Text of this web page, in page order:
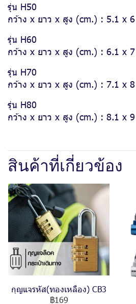
รุ่น H50
กว้าง x ยาว x สูง (cm.) : 5.1 x
รุ่น H60
กว้าง x ยาว x สูง (cm.) : 6.1 x
รุ่น H70
กว้าง x ยาว x สูง (cm.) : 7.1 x
รุ่น H80
กว้าง x ยาว x สูง (cm.) : 8.1 x
สินค้าที่เกี่ยวข้อง
กุญแจรหัส(ทองเหลือง) CB3
฿169